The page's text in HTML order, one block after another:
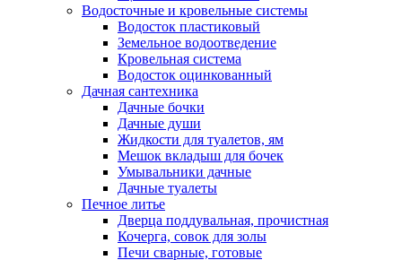
Водосточные и кровельные системы
Водосток пластиковый
Земельное водоотведение
Кровельная система
Водосток оцинкованный
Дачная сантехника
Дачные бочки
Дачные души
Жидкости для туалетов, ям
Мешок вкладыш для бочек
Умывальники дачные
Дачные туалеты
Печное литье
Дверца поддувальная, прочистная
Кочерга, совок для золы
Печи сварные, готовые